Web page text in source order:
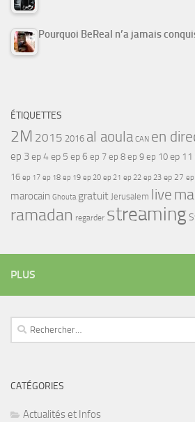
Pourquoi BeReal n’a jamais
ÉTIQUETTES
2M 2015 2016 al aoula CAN en
ep 3ep 4ep 5 ep 6 ep 7 ep 8 ep 9 ep 10 ep 11
16 ep 17 ep 18 ep 19 ep 20 ep 21 ep 22 ep 23 ep 27
marocain Ghouta gratuit Jerusalem live
ramadan regarder streaming
PLUS
Rechercher :
CATÉGORIES
Actualités et Infos